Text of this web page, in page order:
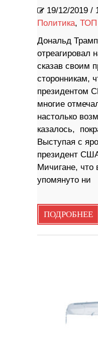
19/12/2019 /
Политика, ТОП
Дональд
отреагировал
сказав своим
сторонникам,
президентом
многие
настолько
казалось,
Выступая с
президент
Мичигане,
упомянуто ни
ПОДРОБНЕЕ